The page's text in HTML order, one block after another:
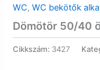
WC,WC bekötők
Dömötör 50/40
Cikkszám: 3427